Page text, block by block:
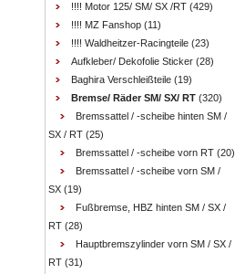
!!!! Motor 125/ SM/ SX /RT (429)
!!!! MZ Fanshop (11)
!!!! Waldheitzer-Racingteile (23)
Aufkleber/ Dekofolie Sticker (28)
Baghira Verschleißteile (19)
Bremse/ Räder SM/ SX/ RT (320)
Bremssattel / -scheibe hinten SM /
SX / RT (25)
Bremssattel / -scheibe vorn RT (20)
Bremssattel / -scheibe vorn SM /
SX (19)
Fußbremse, HBZ hinten SM / SX /
RT (28)
Hauptbremszylinder vorn SM / SX /
RT (31)